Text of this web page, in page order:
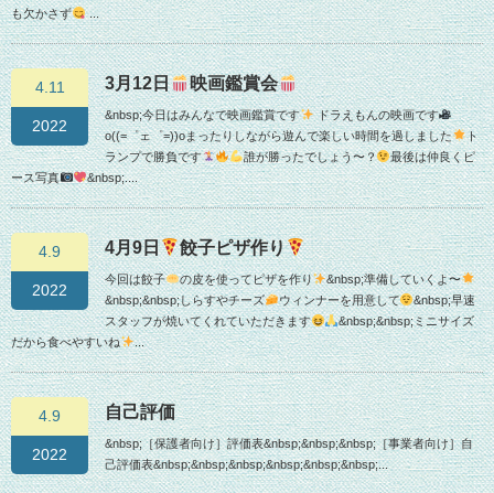
も欠かさず
...
4.11
2022
3月12日 映画鑑賞会
&nbsp;今日はみんなで映画鑑賞です
ドラえもんの映画です
o((=゜ェ゜=))oまったりしながら遊んで楽しい時間を過しました
ト
ランプで勝負です
誰が勝ったでしょう〜？
最後は仲良くピ
ース写真
&nbsp;....
4.9
2022
4月9日 餃子ピザ作り
今回は餃子 の皮を使ってピザを作り
&nbsp;準備していくよ〜
&nbsp;&nbsp;しらすやチーズ
ウィンナーを用意して
&nbsp;早速
スタッフが焼いてくれていただきます
&nbsp;&nbsp;ミニサイズ
だから食べやすいね
...
4.9
2022
自己評価
&nbsp;［保護者向け］評価表&nbsp;&nbsp;&nbsp;［事業者向け］自
己評価表&nbsp;&nbsp;&nbsp;&nbsp;&nbsp;&nbsp;...